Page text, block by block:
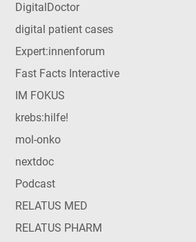
DigitalDoctor
digital patient cases
Expert:innenforum
Fast Facts Interactive
IM FOKUS
krebs:hilfe!
mol-onko
nextdoc
Podcast
RELATUS MED
RELATUS PHARM